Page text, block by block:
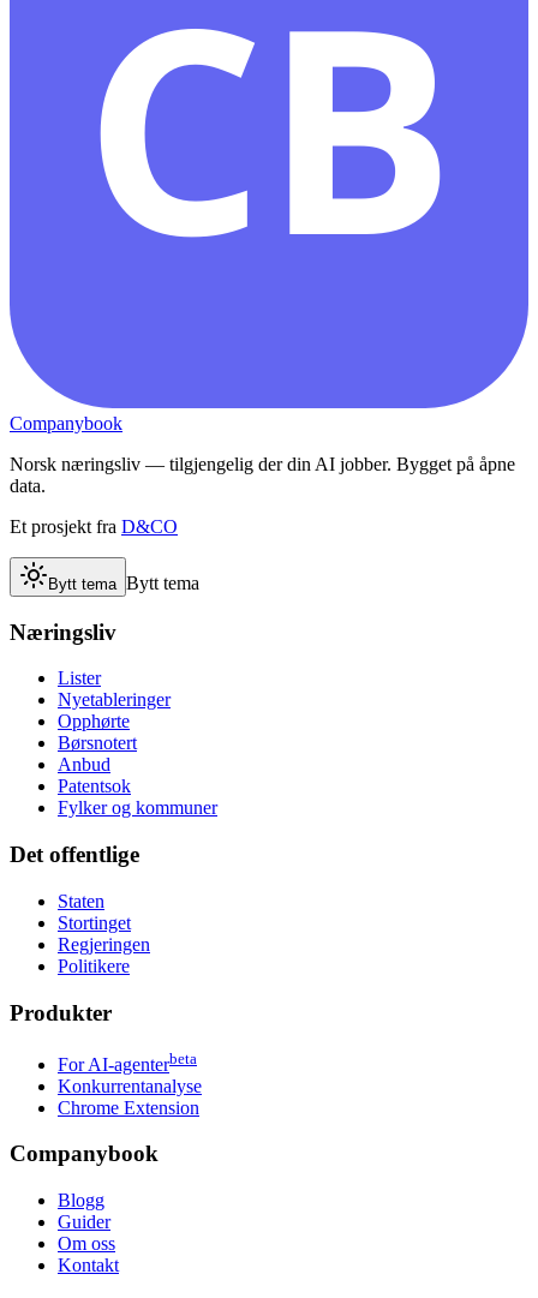
CB
Companybook
Norsk næringsliv — tilgjengelig der din AI jobber. Bygget på åpne
data.
Et prosjekt fra D&CO
Bytt tema Bytt tema
Næringsliv
Lister
Nyetableringer
Opphørte
Børsnotert
Anbud
Patentsok
Fylker og kommuner
Det offentlige
Staten
Stortinget
Regjeringen
Politikere
Produkter
For AI-agenterbeta
Konkurrentanalyse
Chrome Extension
Companybook
Blogg
Guider
Om oss
Kontakt